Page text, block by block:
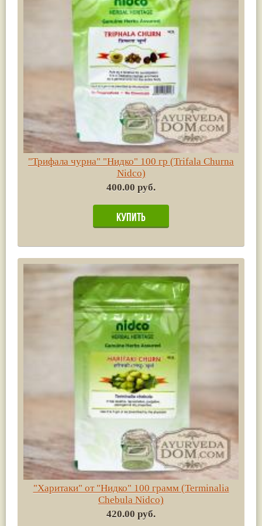
"Трифала чурна" "Нидко" 100 гр (Trifala Сhurna
Nidco)
400.00 руб.
"Харитаки" от "Нидко" 100 грамм (Terminalia
Chebula Nidco)
420.00 руб.